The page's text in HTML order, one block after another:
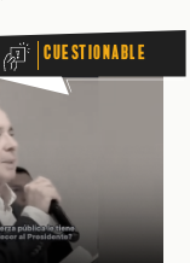
Cuestionable